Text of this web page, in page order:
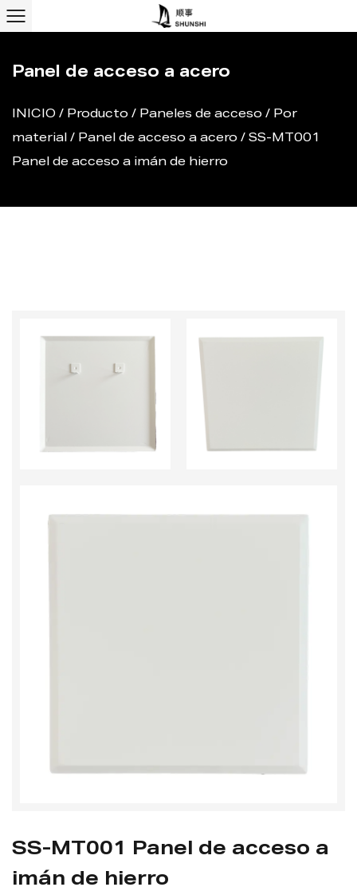
Panel de acceso a acero
INICIO / Producto / Paneles de acceso / Por
material / Panel de acceso a acero / SS-MT001
Panel de acceso a imán de hierro
SS-MT001 Panel de acceso a
imán de hierro